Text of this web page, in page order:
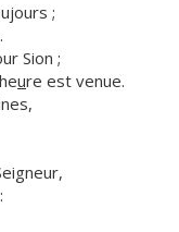
;
Sion ;
ure est venue.